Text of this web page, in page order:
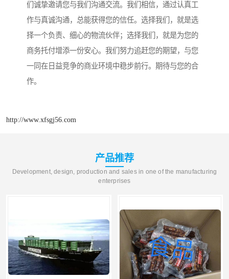
们诚挚邀请您与我们沟通交流。我们相信，通过认真工
作与真诚沟通，总能获得您的信任。选择我们，就是选
择一个负责、细心的物流伙伴；选择我们，就是为您的
商务托付增添一份安心。我们努力追赶您的期望，与您
一同在日益竞争的商业环境中稳步前行。期待与您的合
作。
http://www.xfsgj56.com
产品推荐
Development, design, production and sales in one of the manufacturing
enterprises